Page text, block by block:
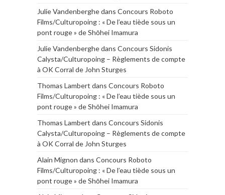
Julie Vandenberghedans Concours Roboto
Films/Culturopoing : « De l’eau tiède sous un
pont rouge » de Shōhei Imamura
Julie Vandenberghedans Concours Sidonis
Calysta/Culturopoing – Règlements de compte
à OK Corral de John Sturges
Thomas Lambert dans Concours Roboto
Films/Culturopoing : « De l’eau tiède sous un
pont rouge » de Shōhei Imamura
Thomas Lambert dans Concours Sidonis
Calysta/Culturopoing – Règlements de compte
à OK Corral de John Sturges
Alain Mignon dans Concours Roboto
Films/Culturopoing : « De l’eau tiède sous un
pont rouge » de Shōhei Imamura